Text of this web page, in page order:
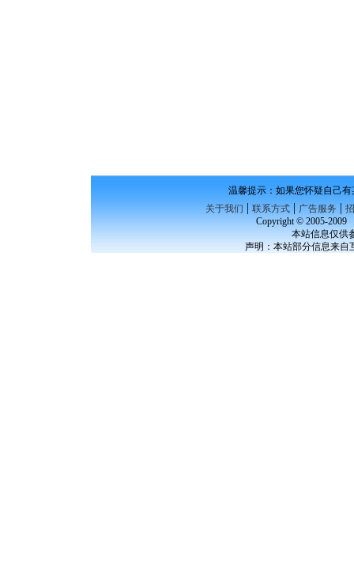
温馨提示：如果您怀疑自己
关于我们 | 联系方式| 广告服务 |
Copyright © 2005-
本站信息仅供
声明：本站部分信息来自